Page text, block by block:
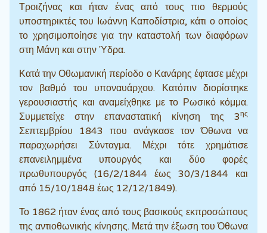
Τροιζήνας και ήταν ένας από τους πιο θερμούς
υποστηρικτές του Ιωάννη Καποδίστρια, κάτι ο οποίος
το χρησιμοποίησε για την καταστολή των διαφόρων
στη Μάνη και στην Ύδρα.
Κατά την Οθωμανική περίοδο ο Κανάρης έφτασε μέχρι
τον βαθμό του υποναυάρχου. Κατόπιν διορίστηκε
γερουσιαστής και αναμείχθηκε με το Ρωσικό κόμμα.
Συμμετείχε στην επαναστατική κίνηση της 3ης
Σεπτεμβρίου 1843 που ανάγκασε τον Όθωνα να
παραχωρήσει Σύνταγμα. Μέχρι τότε χρημάτισε
επανειλημμένα υπουργός και δύο φορές
πρωθυπουργός (16/2/1844 έως 30/3/1844 και
από 15/10/1848 έως 12/12/1849).
Το 1862 ήταν ένας από τους βασικούς εκπροσώπους
της αντιοθωνικής κίνησης. Μετά την έξωση του Όθωνα